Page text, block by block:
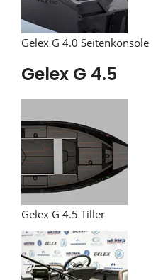
Gelex G 4.0 Seitenkonsole
Gelex G 4.5
Gelex G 4.5 Tiller